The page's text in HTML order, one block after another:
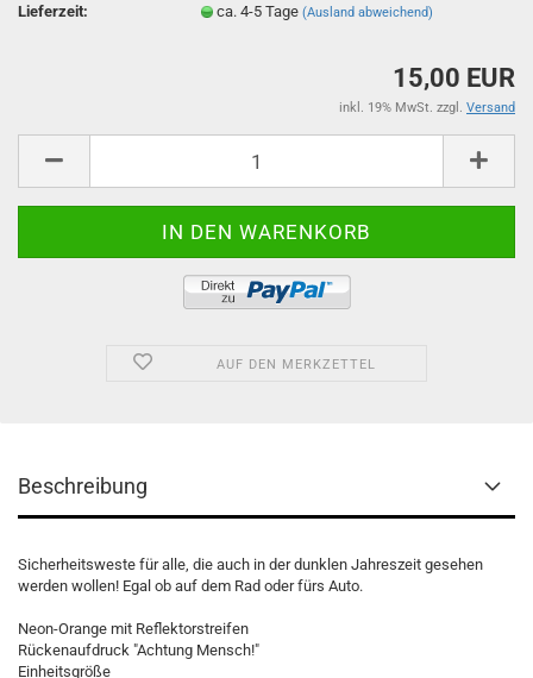
Lieferzeit:
ca. 4-5 Tage(Ausland abweichend)
15,00 EUR
inkl. 19% MwSt. zzgl. Versand
AUF DEN MERKZETTEL
Beschreibung
Sicherheitsweste für alle, die auch in der dunklen Jahreszeit gesehen
werden wollen! Egal ob auf dem Rad oder fürs Auto.
Neon-Orange mit Reflektorstreifen
Rückenaufdruck "Achtung Mensch!"
Einheitsgröße